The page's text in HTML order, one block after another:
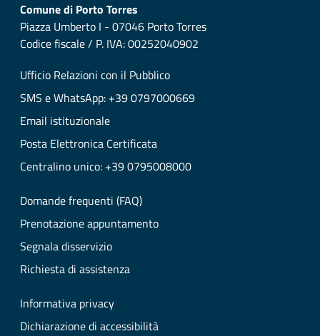
Comune di Porto Torres
Piazza Umberto I - 07046 Porto Torres
Codice fiscale / P. IVA: 00252040902
Ufficio Relazioni con il Pubblico
SMS e WhatsApp: +39 0797000669
Email istituzionale
Posta Elettronica Certificata
Centralino unico: +39 0795008000
Domande frequenti (FAQ)
Prenotazione appuntamento
Segnala disservizio
Richiesta di assistenza
Informativa privacy
Dichiarazione di accessibilità